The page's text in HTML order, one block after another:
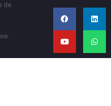
de
:
F
a
c
e
o
o
k
L
n
k
d
i
n
Y
o
u
t
b
e
W
a
t
a
p
p